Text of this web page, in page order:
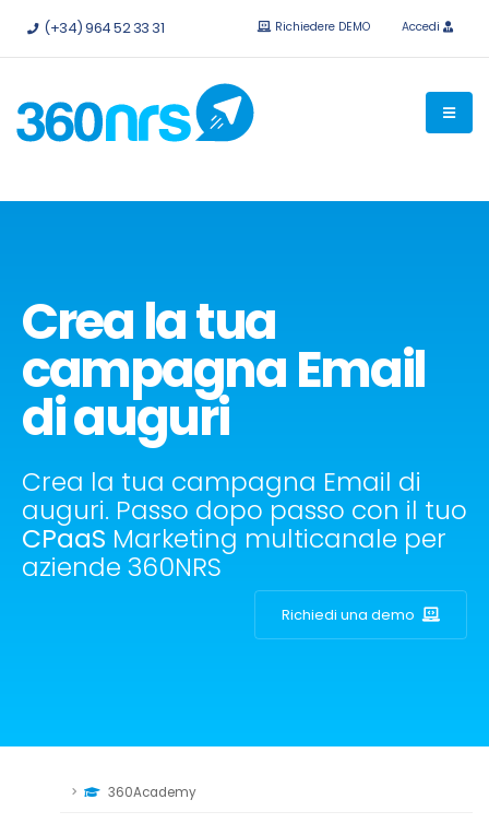
Provalo gratis senza impegno.API e integrazioni disponibili.
(+34) 964 52 33 31 Richiedere DEMO Accedi
Crea la tua
campagna Email
di auguri
Crea la tua campagna Email di
auguri. Passo dopo passo con il tuo
CPaaS Marketing multicanale per
aziende 360NRS
Richiedi una demo
360Academy